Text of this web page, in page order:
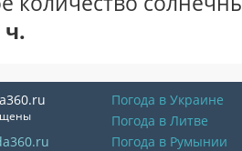
ч.
Погода в Украине
Погода в Литве
Погода в Румынии